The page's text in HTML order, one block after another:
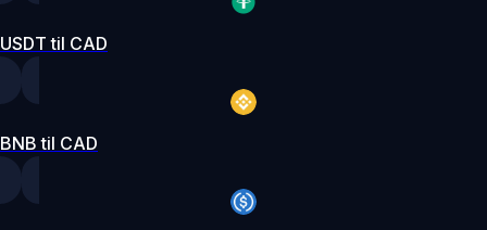
USDT til CAD
BNB til CAD